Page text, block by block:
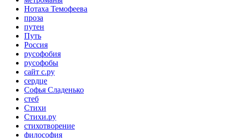
Нотаха Темофеева
проза
путен
Путь
Россия
русофобия
русофобы
сайт с.ру
сердце
Софья Сладенько
стеб
Стихи
Стихи.ру
стихотворение
философия